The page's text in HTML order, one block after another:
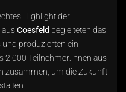
Highlight der
ausCoesfeld begleiteten das
und produzierten ein
2.000 Teilnehmer:innen aus
zusammen, um die Zukunft